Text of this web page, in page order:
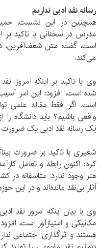
رسانه نقد ادبی نداریم
همچنین در این نشست،
مدرس در سخنانی با تاکید
است، گفت: متن شعف‌آفرین،
می‌کند.
وی با تاکید بر اینکه امروز
شده است، افزود: این امر
است. اگر فقط مقاله علمی
واقعی باشیم؟ باید دانشگاه
یک رسانه نقد ادبی یک
شعیری با تاکید بر ضرورت
کرد: اکنون رابطه و تعامل
هنر وجود ندارد. متاسفانه در
آثار بی‌نقد مانده‌اند و در این
وی با بیان اینکه امروز نقد
مکانیکی و امتیازآور است،
هستند و اثرگذاری اجتماعی